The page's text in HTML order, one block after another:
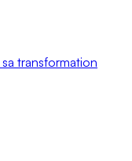
transformation